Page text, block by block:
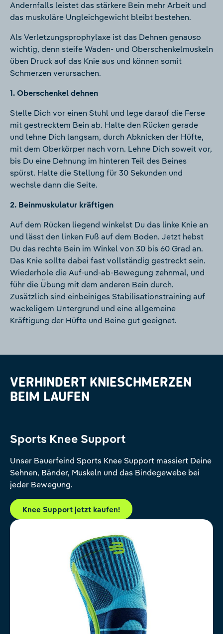
Andernfalls leistet das stärkere Bein mehr Arbeit und
das muskuläre Ungleichgewicht bleibt bestehen.
Als Verletzungsprophylaxe ist das Dehnen genauso
wichtig, denn steife Waden- und Oberschenkelmuskeln
üben Druck auf das Knie aus und können somit
Schmerzen verursachen.
1. Oberschenkel dehnen
Stelle Dich vor einen Stuhl und lege darauf die Ferse
mit gestrecktem Bein ab. Halte den Rücken gerade
und lehne Dich langsam, durch Abknicken der Hüfte,
mit dem Oberkörper nach vorn. Lehne Dich soweit vor,
bis Du eine Dehnung im hinteren Teil des Beines
spürst. Halte die Stellung für 30 Sekunden und
wechsle dann die Seite.
2. Beinmuskulatur kräftigen
Auf dem Rücken liegend winkelst Du das linke Knie an
und lässt den linken Fuß auf dem Boden. Jetzt hebst
Du das rechte Bein im Winkel von 30 bis 60 Grad an.
Das Knie sollte dabei fast vollständig gestreckt sein.
Wiederhole die Auf-und-ab-Bewegung zehnmal, und
führ die Übung mit dem anderen Bein durch.
Zusätzlich sind einbeiniges Stabilisationstraining auf
wackeligem Untergrund und eine allgemeine
Kräftigung der Hüfte und Beine gut geeignet.
VERHINDERT KNIESCHMERZEN
BEIM LAUFEN
Sports Knee Support
Unser Bauerfeind Sports Knee Support massiert Deine
Sehnen, Bänder, Muskeln und das Bindegewebe bei
jeder Bewegung.
Knee Support jetzt kaufen!